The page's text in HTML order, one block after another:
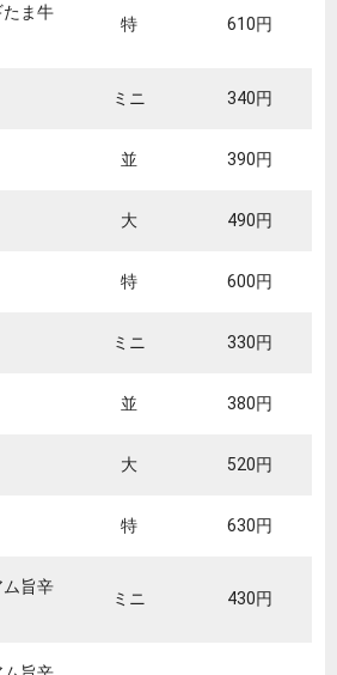
ま牛
特 610円
ミニ 340円
並 390円
大 490円
特 600円
ミニ 330円
並 380円
大 520円
特 630円
旨辛
ミニ 430円